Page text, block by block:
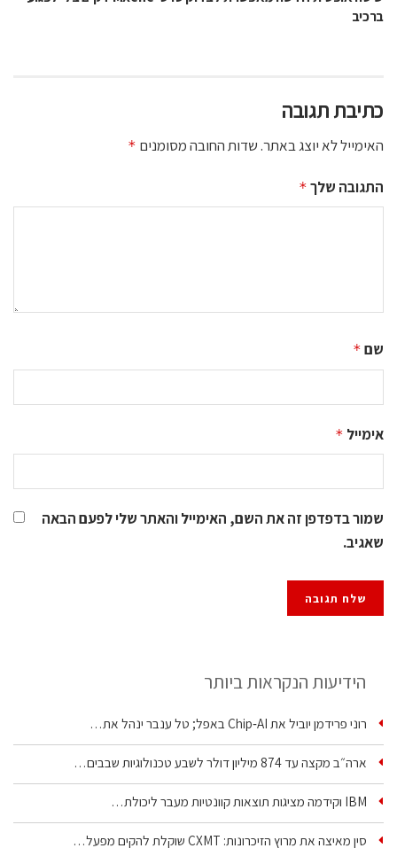
ברכיב
כתיבת תגובה
האימייל לא יוצג באתר.שדות החובה מסומנים *
התגובה שלך *
שם *
אימייל *
שמור בדפדפן זה את השם, האימייל והאתר שלי לפעם הבאה
שאגיב.
הידיעות הנקראות ביותר
רוני פרידמן יוביל את Chip‑AI באפל; טל ענבר ינהל את…
ארה״ב מקצה עד 874 מיליון דולר לשבע טכנולוגיות שבבים…
IBM וקידמה מציגות תוצאות קוונטיות מעבר ליכולת…
סין מאיצה את מרוץ הזיכרונות: CXMT שוקלת להקים מפעל…